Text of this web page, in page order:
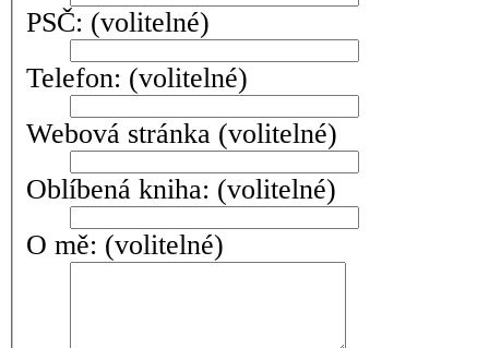
PSČ: (volitelné)
Telefon: (volitelné)
Webová stránka (volitelné)
Oblíbená kniha: (volitelné)
O mě: (volitelné)